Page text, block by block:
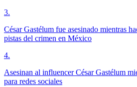
3.
César Gastélum fue asesinado mientras
pistas del crimen en México
4.
Asesinan al influencer César Gastélum
para redes sociales